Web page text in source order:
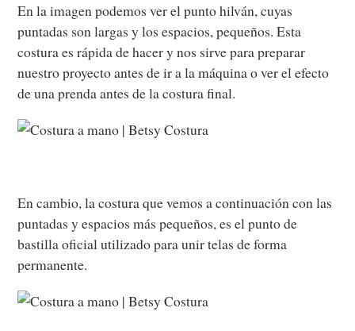
En la imagen podemos ver el punto hilván, cuyas
puntadas son largas y los espacios, pequeños. Esta
costura es rápida de hacer y nos sirve para preparar
nuestro proyecto antes de ir a la máquina o ver el efecto
de una prenda antes de la costura final.
En cambio, la costura que vemos a continuación con las
puntadas y espacios más pequeños, es el punto de
bastilla oficial utilizado para unir telas de forma
permanente.